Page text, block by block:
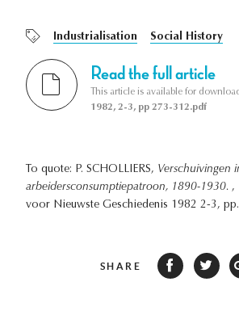
Industrialisation Social History
Read the full article
This article is available for
1982, 2-3, pp 273-312.pdf
To quote: P. SCHOLLIERS, Verschuivingen
arbeidersconsumptiepatroon, 1890-1930. ,
voor Nieuwste Geschiedenis 1982 2-3,
SHARE